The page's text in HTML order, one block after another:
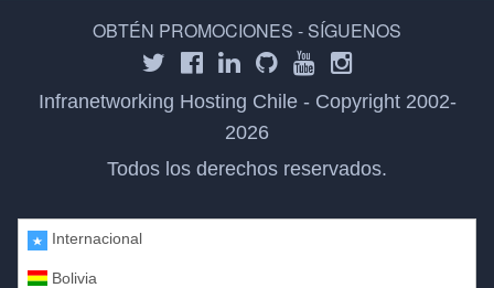
OBTÉN PROMOCIONES - SÍGUENOS
Infranetworking Hosting Chile - Copyright 2002-
2026
Todos los derechos reservados.
Internacional
Bolivia